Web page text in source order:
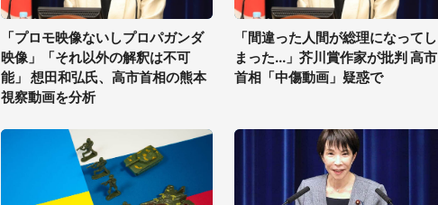
「プロモ映像ないしプロパガンダ
映像」「それ以外の解釈は不可
能」 想田和弘氏、高市首相の熊本
視察動画を分析
「間違った人間が総理になってし
まった...」芥川賞作家が批判 高市
首相「中傷動画」疑惑で